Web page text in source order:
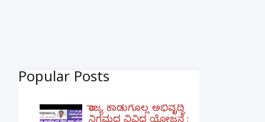
Popular Posts
ರಾಜ್ಯ ಕಾಡುಗೊಲ್ಲ ಅಭಿವೃದ್ಧಿ